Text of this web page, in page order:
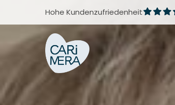
springen
Hohe Kundenzufriedenheit